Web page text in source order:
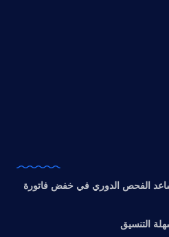
الفحص الدوري في خفض فاتورة
التنسيق